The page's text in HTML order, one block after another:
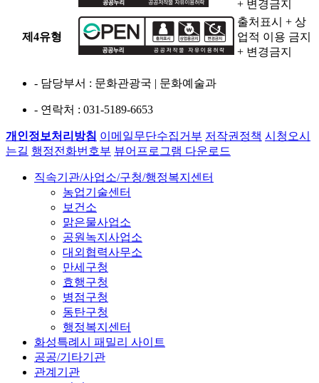
+ 변경금지
제4유형
출처표시 + 상
업적 이용 금지
+ 변경금지
- 담당부서 : 문화관광국 | 문화예술과
- 연락처 : 031-5189-6653
개인정보처리방침 이메일무단수집거부 저작권정책 시청오시
는길 행정전화번호부 뷰어프로그램 다운로드
직속기관/사업소/구청/행정복지센터
농업기술센터
보건소
맑은물사업소
공원녹지사업소
대외협력사무소
만세구청
효행구청
병점구청
동탄구청
행정복지센터
화성특례시 패밀리 사이트
공공/기타기관
관계기관